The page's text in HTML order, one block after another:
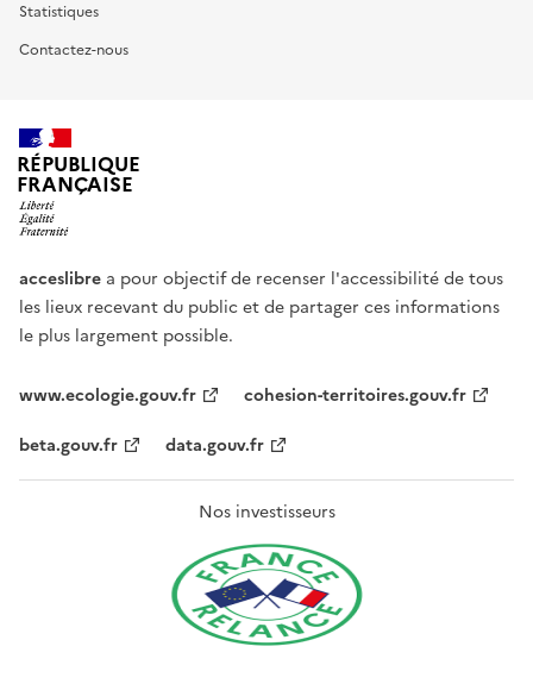
Statistiques
Contactez-nous
RÉPUBLIQUE
FRANÇAISE
acceslibre a pour objectif de recenser l'accessibilité de tous
les lieux recevant du public et de partager ces informations
le plus largement possible.
www.ecologie.gouv.fr
cohesion-territoires.gouv.fr
beta.gouv.fr
data.gouv.fr
Nos investisseurs